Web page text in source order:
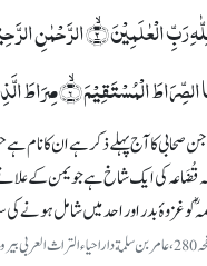
الرَّحِیۡمِ ۙ﴿۳﴾ مٰلِکِ یَوۡمِ الدِّیۡنِ ؕ﴿۴﴾إِیَّاکَ نَعۡبُدُ وَ إِیَّاکَ نَسۡتَعِیۡنُ ؕ﴿۵﴾
ۙ﴿۶﴾ صِرَاطَ الَّذِیۡنَ أَنۡعَمۡتَ عَلَیۡہِمۡ ۬ۙ غَیۡرِ الۡمَغۡضُوۡبِ عَلَیۡہِمۡ وَ لَا الضَّآلِّیۡنَ٪﴿۷﴾
صحابی کا آج پہلے ذکر ہے ان کانام
کی ایک شاخ ہے جو یمن کے
غزوۂ بدر اور احد میں شامل ہونے